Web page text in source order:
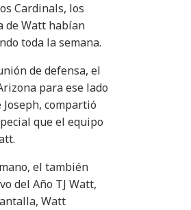
Cardinals, los
de Watt habían
toda la semana.
de defensa, el
para ese lado
compartió
que el equipo
el también
del Año TJ Watt,
Watt